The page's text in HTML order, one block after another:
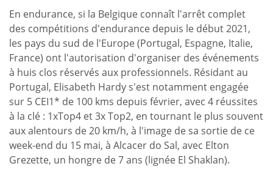
des
Nations
5*
de
Compiègne
En endurance, si la Belgique connaît l'arrêt complet
des compétitions d'endurance depuis le début 2021,
les pays du sud de l'Europe (Portugal, Espagne, Italie,
France) ont l'autorisation d'organiser des événements
à huis clos réservés aux professionnels. Résidant au
Portugal, Elisabeth Hardy s'est notamment engagée
sur 5 CEI1* de 100 kms depuis février, avec 4 réussites
à la clé : 1xTop4 et 3x Top2, en tournant le plus souvent
aux alentours de 20 km/h, à l'image de sa sortie de ce
week-end du 15 mai, à Alcacer do Sal, avec Elton
Grezette, un hongre de 7 ans (lignée El Shaklan).